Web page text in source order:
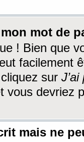
mot de
! Bien que
facilement
sur
vous devriez
mais ne